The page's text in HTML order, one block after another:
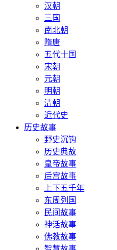
汉朝
三国
南北朝
隋唐
五代十国
宋朝
元朝
明朝
清朝
近代史
历史故事
野史沉钩
历史典故
皇帝故事
后宫故事
上下五千年
东周列国
民间故事
神话故事
佛教故事